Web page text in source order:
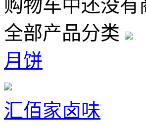
购物车中还没
全部产品分类
月饼
汇佰家卤味